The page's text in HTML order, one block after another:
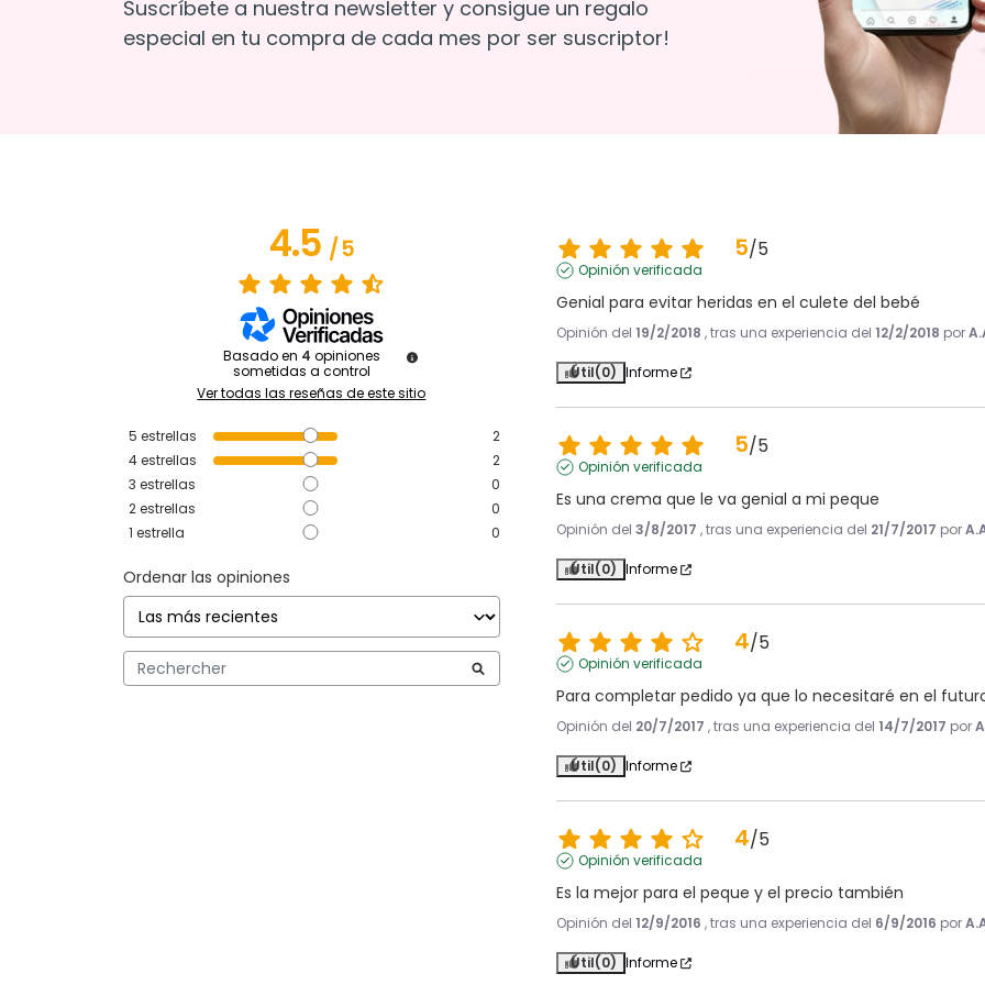
Suscríbete a nuestra newsletter y consigue un regalo
especial en tu compra de cada mes por ser suscriptor!
4.5/5
Basado en 4 opiniones
sometidas a control
Ver todas las reseñas de este sitio
5 estrellas
2
4estrellas
2
3 estrellas
0
2estrellas
0
1 estrella 0
Ordenar las opiniones
5/5
Opinión verificada
Genial para evitar heridas en el culete del bebé
Opinión del 19/2/2018 , tras una experiencia del 12/2/2018 por
Útil(0) Informe
5/5
Opinión verificada
Es una crema que le va genial a mi peque
Opinión del3/8/2017 , tras una experiencia del 21/7/2017 por
Útil(0) Informe
4/5
Opinión verificada
Para completar pedido ya que lo necesitaré en el
Opinión del 20/7/2017 , tras una experiencia del 14/7/2017 por
Útil(0) Informe
4/5
Opinión verificada
Es la mejor para el peque y el precio también
Opinión del 12/9/2016 , tras una experiencia del 6/9/2016 por
Útil(0) Informe